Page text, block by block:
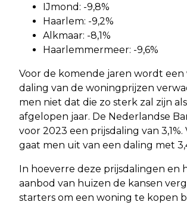
IJmond: -9,8%
Haarlem: -9,2%
Alkmaar: -8,1%
Haarlemmermeer: -9,6%
Voor de komende jaren wordt een
daling van de woningprijzen
men niet dat die zo sterk zal zijn
afgelopen jaar. De Nederlandse
voor 2023 een prijsdaling van 3,1%.
gaat men uit van een daling met
In hoeverre deze prijsdalingen en
aanbod van huizen de kansen
starters om een woning te kopen